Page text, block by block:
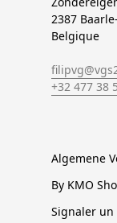
2387
Belgique
+32 477 38
Algemene
By KMO
Signaler un